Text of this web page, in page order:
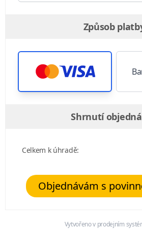
Způsob
Shrnutí
Celkem k úhradě:
Objednávám s
Vytvořeno v prodejním